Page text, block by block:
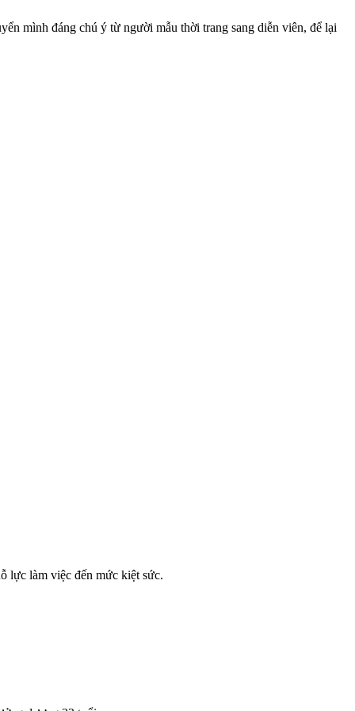
mình đáng chú ý từ người mẫu thời trang sang diễn viên, để lại
lực làm việc đến mức kiệt sức.